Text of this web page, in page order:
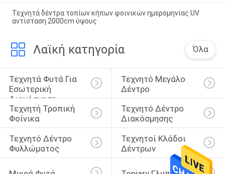
Τεχνητά δέντρα τοπίων κήπων φοινικών ημερομηνίας UV
αντίσταση 2000cm ύψους
Λαϊκή κατηγορία Όλα
Τεχνητά Φυτά Για
Εσωτερική
Διακόσμηση
Τεχνητό Μεγάλο
Δέντρο
Τεχνητή Τροπική
Φοίνικα
Τεχνητό Δέντρο
Διακόσμησης
Τεχνητό Δέντρο
Φυλλώματος
Τεχνητοί Κλάδοι
Δέντρων